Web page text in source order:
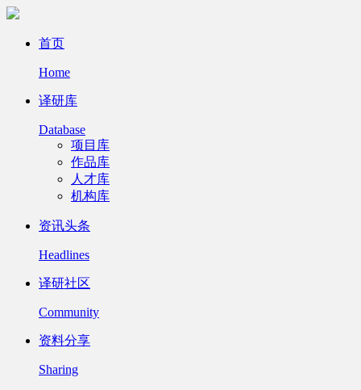
首页
Home
译研库
Database
项目库
作品库
人才库
机构库
资讯头条
Headlines
译研社区
Community
资料分享
Sharing